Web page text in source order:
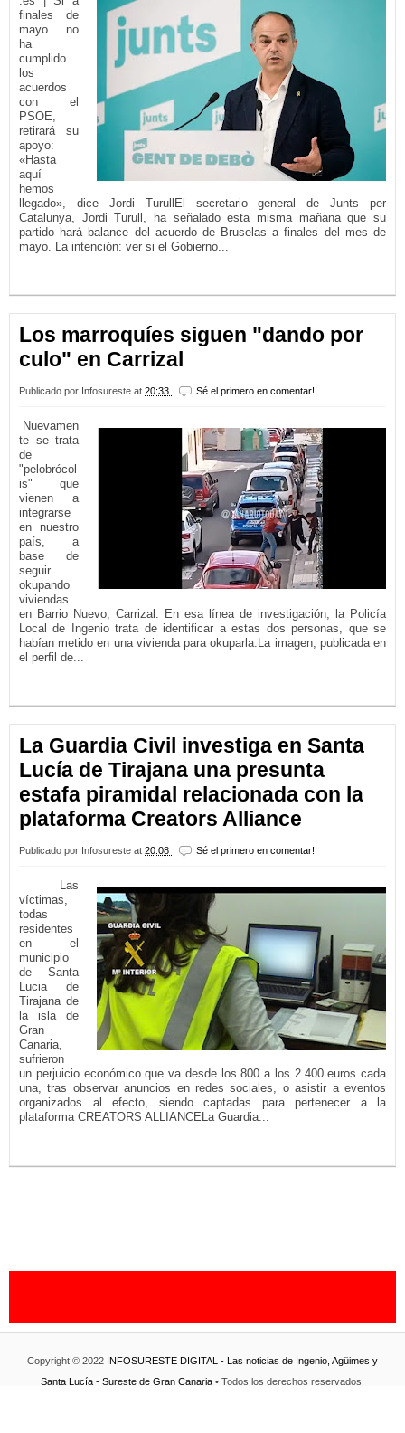
finales de
mayo no
ha
cumplido
los
acuerdos
con el
PSOE,
retirará su
apoyo:
«Hasta
aquí
hemos
llegado», dice Jordi TurullEl secretario general de Junts per
Catalunya, Jordi Turull, ha señalado esta misma mañana que su
partido hará balance del acuerdo de Bruselas a finales del mes de
mayo. La intención: ver si el Gobierno...
Los marroquíes siguen "dando por
culo" en Carrizal
Publicado por Infosureste at 20:33 Sé el primero en comentar!!
Nuevamen
te se trata
de
"pelobrócol
is" que
vienen a
integrarse
en nuestro
país, a
base de
seguir
okupando
viviendas
en Barrio Nuevo, Carrizal. En esa línea de investigación, la Policía
Local de Ingenio trata de identificar a estas dos personas, que se
habían metido en una vivienda para okuparla.La imagen, publicada en
el perfil de...
La Guardia Civil investiga en Santa
Lucía de Tirajana una presunta
estafa piramidal relacionada con la
plataforma Creators Alliance
Publicado por Infosureste at 20:08 Sé el primero en comentar!!
Las
víctimas,
todas
residentes
en el
municipio
de Santa
Lucia de
Tirajana de
la isla de
Gran
Canaria,
sufrieron
un perjuicio económico que va desde los 800 a los 2.400 euros cada
una, tras observar anuncios en redes sociales, o asistir a eventos
organizados al efecto, siendo captadas para pertenecer a la
plataforma CREATORS ALLIANCELa Guardia...
Copyright © 2022 INFOSURESTE DIGITAL - Las noticias de Ingenio, Agüimes y
Santa Lucía - Sureste de Gran Canaria • Todos los derechos reservados.